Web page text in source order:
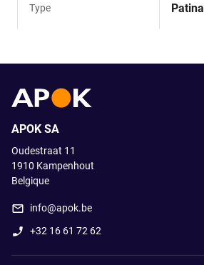
Type Patina
APOK SA
Oudestraat 11
1910 Kampenhout
Belgique
info@apok.be
+32 16 61 72 62